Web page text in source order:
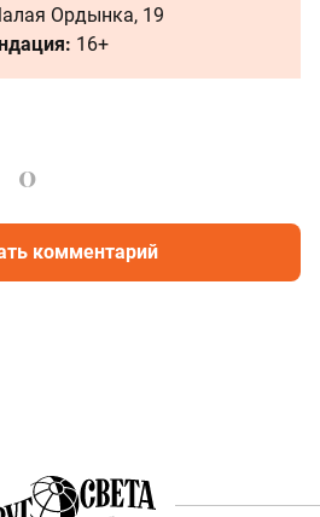
Ордынка, 19
16+
0
комментарий